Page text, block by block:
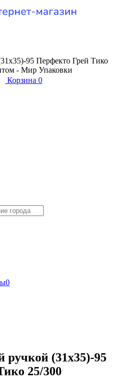
95 Перфекто Грей Тико
- Мир Упаковки
Корзина 0
0
ручкой (31х35)-95
25/300